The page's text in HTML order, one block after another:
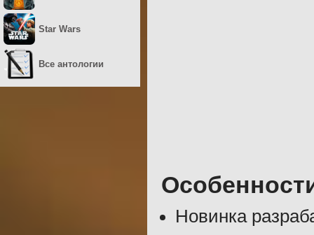
Новинка
Star Wars
Все антологии